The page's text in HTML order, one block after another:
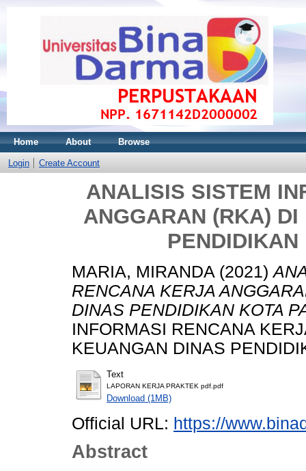
Home About Browse
Login Create Account
ANALISIS SISTEM
ANGGARAN (RKA)
MARIA, MIRANDA (2021)
RENCANA KERJA
DINAS PENDIDIKAN KOTA
INFORMASI RENCANA
KEUANGAN DINAS
Text
LAPORAN KERJA PRAKTEK pdf.pdf
Download (1MB)
Official URL: https://
Abstract